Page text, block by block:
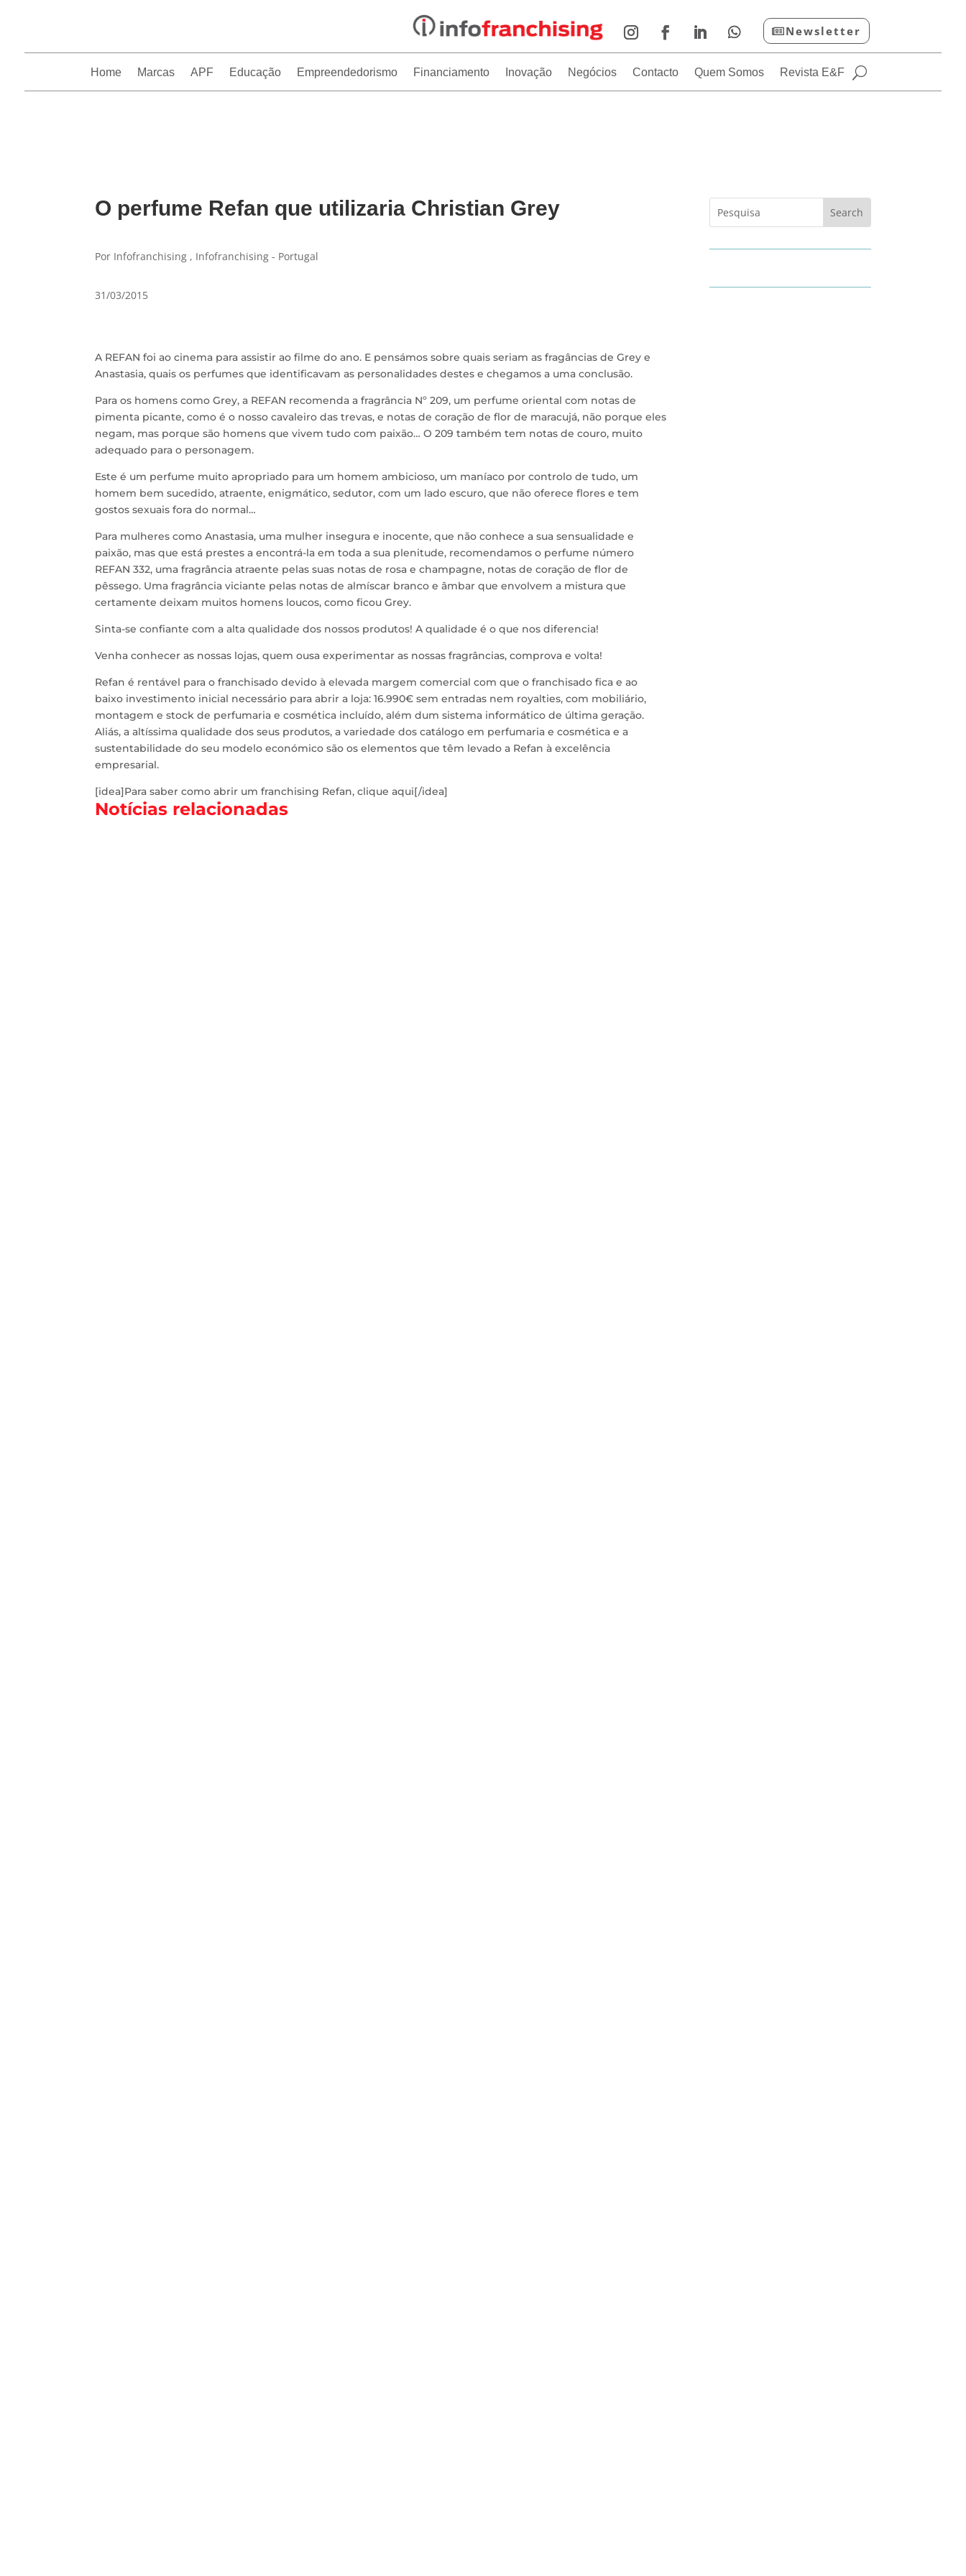
Newsletter
Home Marcas APF Educação Empreendedorismo Financiamento Inovação Negócios Contacto Quem Somos Revista E&F
O perfume Refan que utilizaria Christian Grey
Por Infofranchising , Infofranchising - Portugal
31/03/2015
A REFAN foi ao cinema para assistir ao filme do ano. E pensámos sobre quais seriam as fragâncias de Grey e
Anastasia, quais os perfumes que identificavam as personalidades destes e chegamos a uma conclusão.
Para os homens como Grey, a REFAN recomenda a fragrância Nº 209, um perfume oriental com notas de
pimenta picante, como é o nosso cavaleiro das trevas, e notas de coração de flor de maracujá, não porque eles
negam, mas porque são homens que vivem tudo com paixão… O 209 também tem notas de couro, muito
adequado para o personagem.
Este é um perfume muito apropriado para um homem ambicioso, um maníaco por controlo de tudo, um
homem bem sucedido, atraente, enigmático, sedutor, com um lado escuro, que não oferece flores e tem
gostos sexuais fora do normal…
Para mulheres como Anastasia, uma mulher insegura e inocente, que não conhece a sua sensualidade e
paixão, mas que está prestes a encontrá-la em toda a sua plenitude, recomendamos o perfume número
REFAN 332, uma fragrância atraente pelas suas notas de rosa e champagne, notas de coração de flor de
pêssego. Uma fragrância viciante pelas notas de almíscar branco e âmbar que envolvem a mistura que
certamente deixam muitos homens loucos, como ficou Grey.
Sinta-se confiante com a alta qualidade dos nossos produtos! A qualidade é o que nos diferencia!
Venha conhecer as nossas lojas, quem ousa experimentar as nossas fragrâncias, comprova e volta!
Refan é rentável para o franchisado devido à elevada margem comercial com que o franchisado fica e ao
baixo investimento inicial necessário para abrir a loja: 16.990€ sem entradas nem royalties, com mobiliário,
montagem e stock de perfumaria e cosmética incluído, além dum sistema informático de última geração.
Aliás, a altíssima qualidade dos seus produtos, a variedade dos catálogo em perfumaria e cosmética e a
sustentabilidade do seu modelo económico são os elementos que têm levado a Refan à excelência
empresarial.
[idea]Para saber como abrir um franchising Refan, clique aqui[/idea]
Notícias relacionadas